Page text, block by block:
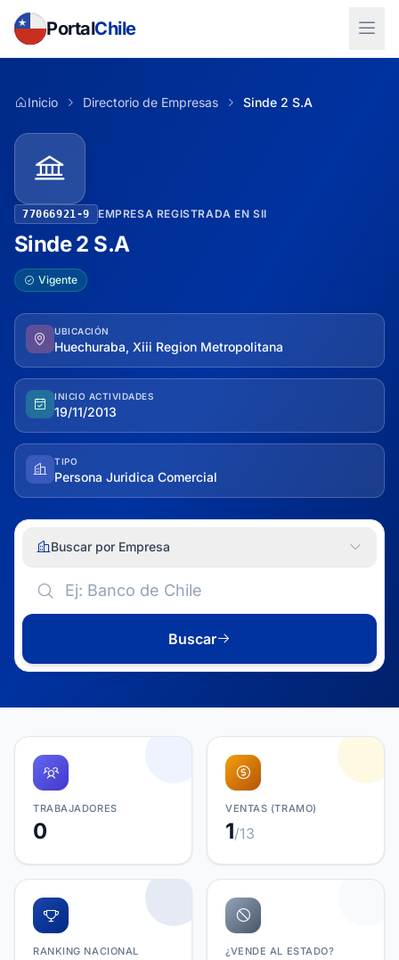
PortalChile
Inicio Directorio de Empresas Sinde 2 S.A
77066921-9 EMPRESA REGISTRADA EN SII
Sinde 2 S.A
Vigente
UBICACIÓN
Huechuraba, Xiii Region Metropolitana
INICIO ACTIVIDADES
19/11/2013
TIPO
Persona Juridica Comercial
Buscar por Empresa
Buscar
TRABAJADORES
0
VENTAS (TRAMO)
1/13
RANKING NACIONAL ¿VENDE AL ESTADO?